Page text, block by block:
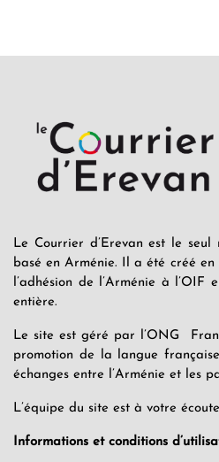
Le Courrier d’Erevan est le
basé en Arménie. Il a été créé
l’adhésion de l’Arménie à
entière.
Le site est géré par l’ONG
promotion de la langue
échanges entre l’Arménie et les
L’équipe du site est à votre
Informations et conditions